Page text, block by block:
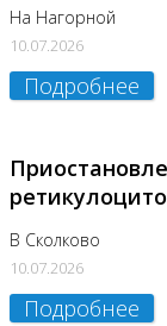
На Нагорной
10.07.2026
Подробнее
В Сколково
10.07.2026
Подробнее